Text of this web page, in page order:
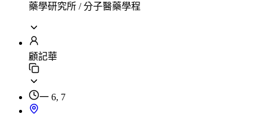
藥學研究所 / 分子醫藥學程
顧記華
一 6, 7